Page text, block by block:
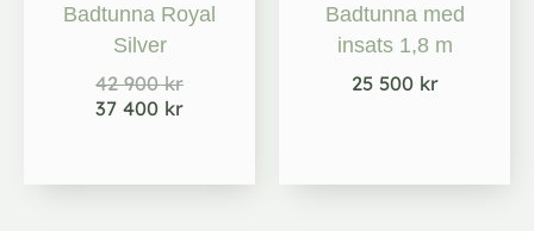
Badtunna Royal
Silver
42 900kr
42
37 400 kr
37
Badtunna med
insats 1,8 m
25 500 kr